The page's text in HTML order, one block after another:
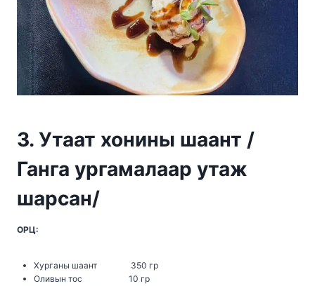
3. Утаат хонины шаант /
Ганга ургамалаар утаж
шарсан/
ОРЦ:
Хурганы шаант 350 гр
Оливын тос 10 гр